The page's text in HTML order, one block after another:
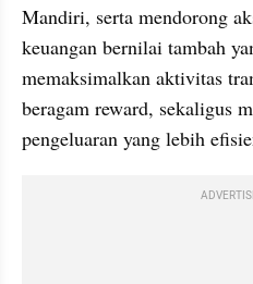
Mandiri, serta mendorong
keuangan bernilai tambah
memaksimalkan aktivitas
beragam reward, sekaligus
pengeluaran yang lebih